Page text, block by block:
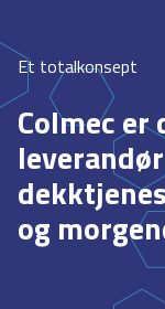
Et totalkonsept
Colmec
og